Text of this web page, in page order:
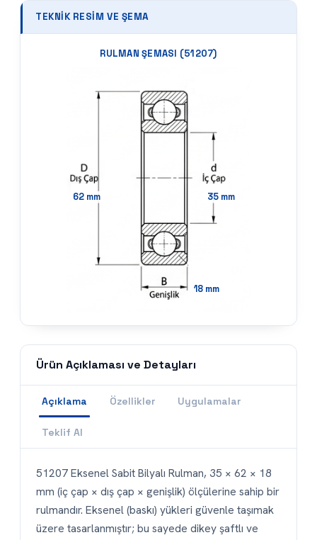
TEKNIK RESIM VE ŞEMA
RULMAN ŞEMASI (51207)
62 mm 35mm
18mm
Ürün Açıklaması ve Detayları
Açıklama Özellikler Uygulamalar
Teklif Al
51207 Eksenel Sabit Bilyalı Rulman, 35 × 62 × 18
mm (iç çap × dış çap × genişlik) ölçülerine sahip bir
rulmandır. Eksenel (baskı) yükleri güvenle taşımak
üzere tasarlanmıştır; bu sayede dikey şaftlı ve